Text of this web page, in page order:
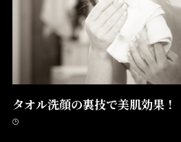
タオル洗顔の裏技で美肌効果！